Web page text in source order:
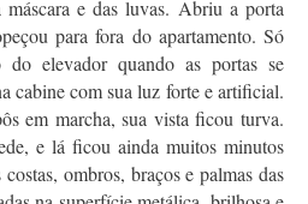
e das luvas. Abriu a porta
para fora do apartamento. Só
elevador quando as portas se
cabine com sua luz forte e artificial.
em marcha, sua vista ficou turva.
e lá ficou ainda muitos minutos
ombros, braços e palmas das